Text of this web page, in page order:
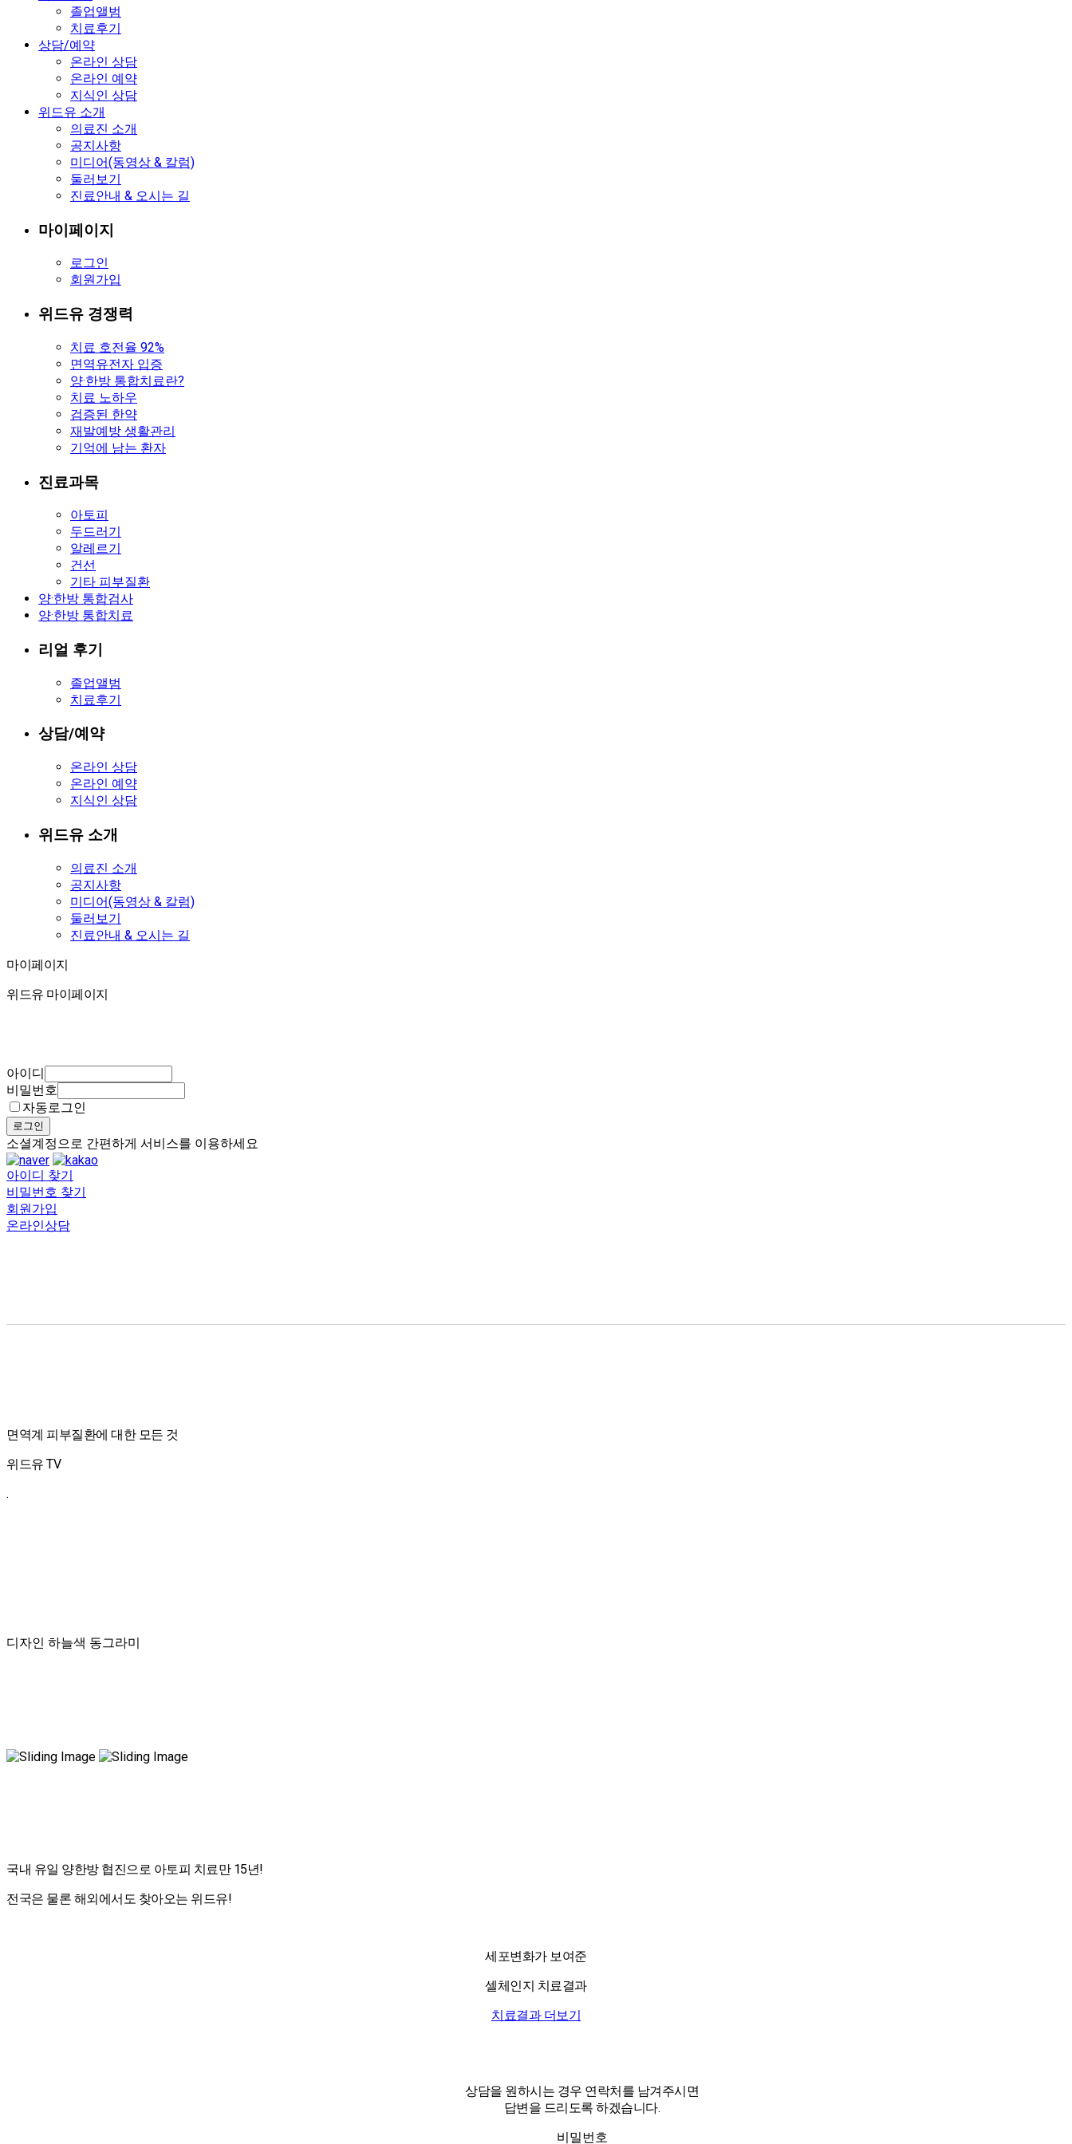
졸업앨범
치료후기
상담/예약
온라인 상담
온라인 예약
지식인 상담
위드유 소개
의료진 소개
공지사항
미디어(동영상 & 칼럼)
둘러보기
진료안내 & 오시는 길
마이페이지
로그인
회원가입
위드유 경쟁력
치료 호전율 92%
면역유전자 입증
양·한방 통합치료란?
치료 노하우
검증된 한약
재발예방 생활관리
기억에 남는 환자
진료과목
아토피
두드러기
알레르기
건선
기타 피부질환
양·한방 통합검사
양·한방 통합치료
리얼 후기
졸업앨범
치료후기
상담/예약
온라인 상담
온라인 예약
지식인 상담
위드유 소개
의료진 소개
공지사항
미디어(동영상 & 칼럼)
둘러보기
진료안내 & 오시는 길
마이페이지
마이페이지
위드유 마이페이지
아이디
비밀번호
자동로그인
로그인
소셜계정으로 간편하게 서비스를 이용하세요
아이디 찾기
비밀번호 찾기
회원가입
온라인상담
면역계 피부질환에 대한 모든 것
위드유 TV
.
디자인 하늘색 동그라미
국내 유일 양한방 협진으로 아토피 치료만 15년!
전국은 물론 해외에서도 찾아오는 위드유!
세포변화가 보여준
셀체인지 치료결과
치료결과 더보기
상담을 원하시는 경우 연락처를 남겨주시면
답변을 드리도록 하겠습니다.
비밀번호